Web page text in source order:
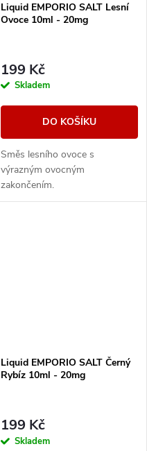
Liquid EMPORIO SALT Lesní
Ovoce 10ml - 20mg
199 Kč
Skladem
DO KOŠÍKU
Směs lesního ovoce s
výrazným ovocným
zakončením.
Liquid EMPORIO SALT Černý
Rybíz 10ml - 20mg
199 Kč
Skladem